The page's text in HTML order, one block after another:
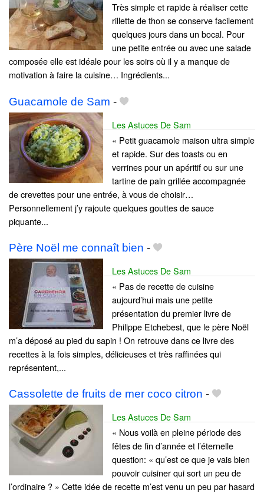
Très simple et rapide à réaliser cette
rillette de thon se conserve facilement
quelques jours dans un bocal. Pour
une petite entrée ou avec une salade
composée elle est idéale pour les soirs où il y a manque de
motivation à faire la cuisine… Ingrédients...
Guacamole de Sam -
Les Astuces De Sam
« Petit guacamole maison ultra simple
et rapide. Sur des toasts ou en
verrines pour un apéritif ou sur une
tartine de pain grillée accompagnée
de crevettes pour une entrée, à vous de choisir…
Personnellement j’y rajoute quelques gouttes de sauce
piquante...
Père Noël me connaît bien -
Les Astuces De Sam
« Pas de recette de cuisine
aujourd’hui mais une petite
présentation du premier livre de
Philippe Etchebest, que le père Noël
m’a déposé au pied du sapin ! On retrouve dans ce livre des
recettes à la fois simples, délicieuses et très raffinées qui
représentent,...
Cassolette de fruits de mer coco citron -
Les Astuces De Sam
« Nous voilà en pleine période des
fêtes de fin d’année et l’éternelle
question: « qu’est ce que je vais bien
pouvoir cuisiner qui sort un peu de
l’ordinaire ? » Cette idée de recette m’est venu un peu par hasard